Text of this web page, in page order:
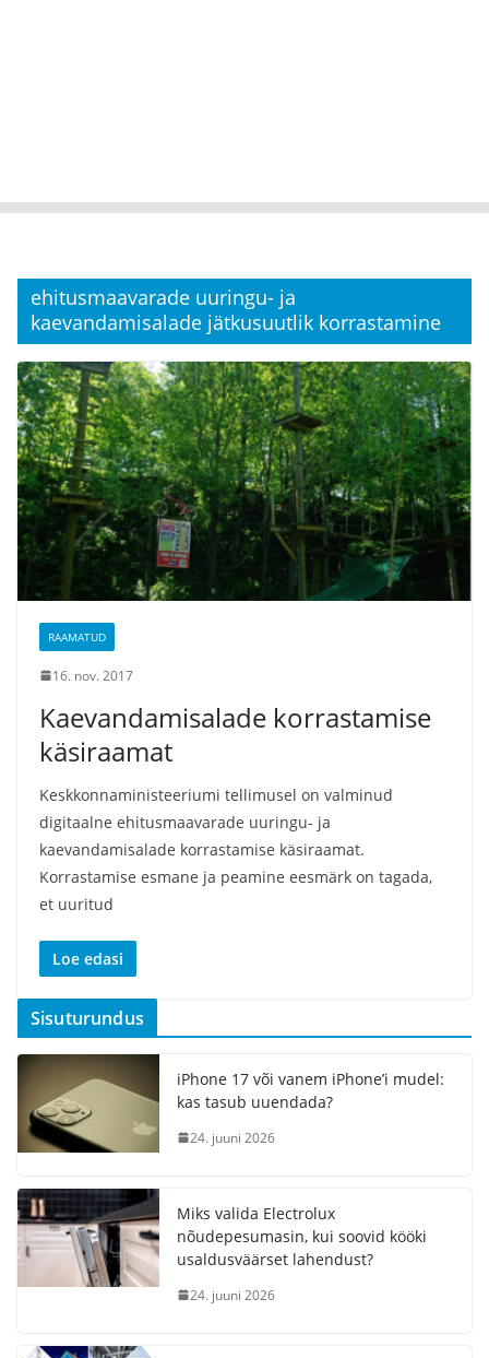
ehitusmaavarade uuringu- ja
kaevandamisalade jätkusuutlik korrastamine
RAAMATUD
16. nov. 2017
Kaevandamisalade korrastamise
käsiraamat
Keskkonnaministeeriumi tellimusel on valminud
digitaalne ehitusmaavarade uuringu- ja
kaevandamisalade korrastamise käsiraamat.
Korrastamise esmane ja peamine eesmärk on tagada,
et uuritud
Loe edasi
Sisuturundus
iPhone 17 või vanem iPhone’i mudel:
kas tasub uuendada?
24. juuni 2026
Miks valida Electrolux
nõudepesumasin, kui soovid kööki
usaldusväärset lahendust?
24. juuni 2026